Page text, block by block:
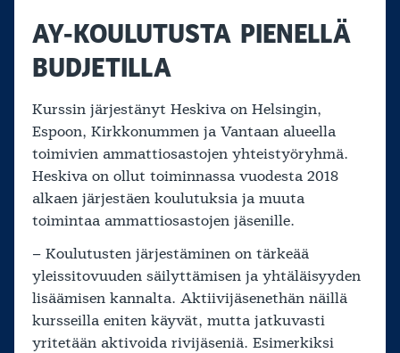
AY-KOULUTUSTA PIENELLÄ
BUDJETILLA
Kurssin järjestänyt Heskiva on Helsingin,
Espoon, Kirkkonummen ja Vantaan alueella
toimivien ammattiosastojen yhteistyöryhmä.
Heskiva on ollut toiminnassa vuodesta 2018
alkaen järjestäen koulutuksia ja muuta
toimintaa ammattiosastojen jäsenille.
– Koulutusten järjestäminen on tärkeää
yleissitovuuden säilyttämisen ja yhtäläisyyden
lisäämisen kannalta. Aktiivijäsenethän näillä
kursseilla eniten käyvät, mutta jatkuvasti
yritetään aktivoida rivijäseniä. Esimerkiksi